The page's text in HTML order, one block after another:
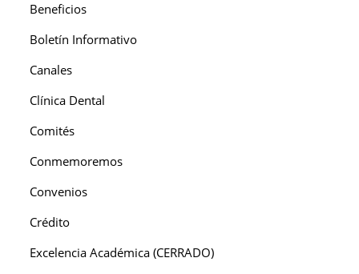
Beneficios
Boletín Informativo
Canales
Clínica Dental
Comités
Conmemoremos
Convenios
Crédito
Excelencia Académica (CERRADO)